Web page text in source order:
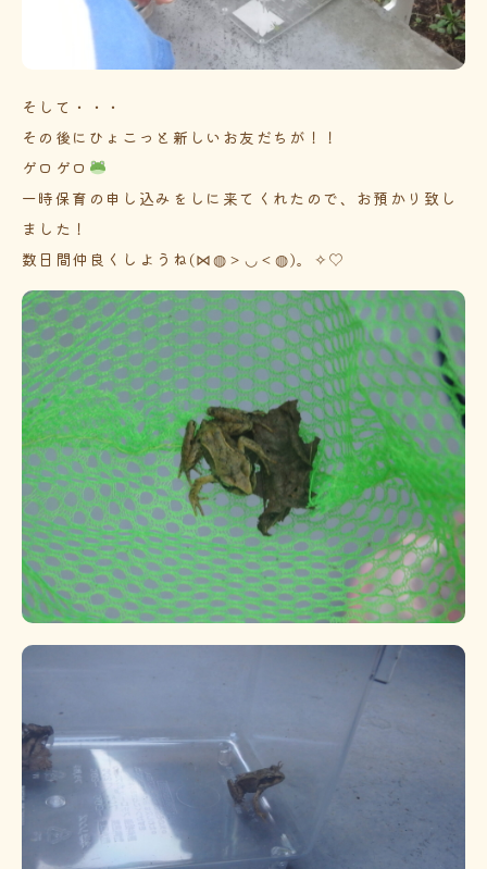
そして・・・
その後にひょこっと新しいお友だちが！！
ゲロゲロ
一時保育の申し込みをしに来てくれたので、お預かり致し
ました！
数日間仲良くしようね(⋈◍＞◡＜◍)。✧♡